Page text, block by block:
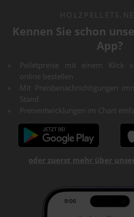
Kennen Sie schon
App?
Pelletpreise mit einem Klick
online bestellen
Mit Preisbenachrichtigungen
Stand
Preisentwicklungen im Chart
oder zuerst mehr über